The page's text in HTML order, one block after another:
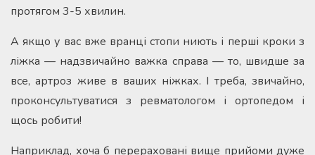
протягом 3-5 хвилин.
А якщо у вас вже вранці стопи ниють і перші кроки з
ліжка — надзвичайно важка справа — то, швидше за
все, артроз живе в ваших ніжках. І треба, звичайно,
проконсультуватися з ревматологом і ортопедом і
щось робити!
Наприклад, хоча б перераховані вище прийоми дуже